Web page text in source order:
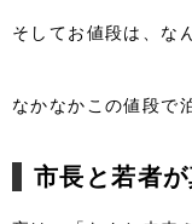
そしてお値段は、な
なかなかこの値段で
市長と若者